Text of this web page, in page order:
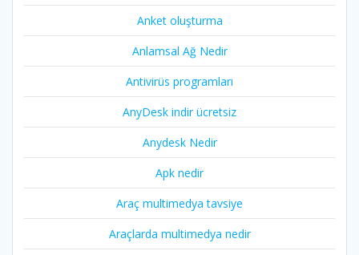
Anket oluşturma
Anlamsal Ağ Nedir
Antivirüs programları
AnyDesk indir ücretsiz
Anydesk Nedir
Apk nedir
Araç multimedya tavsiye
Araçlarda multimedya nedir